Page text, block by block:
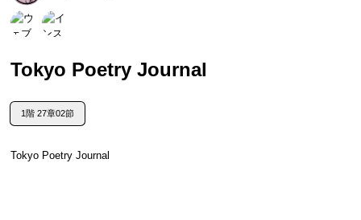
Tokyo Poetry Journal
1階 27章02節
Tokyo Poetry Journal